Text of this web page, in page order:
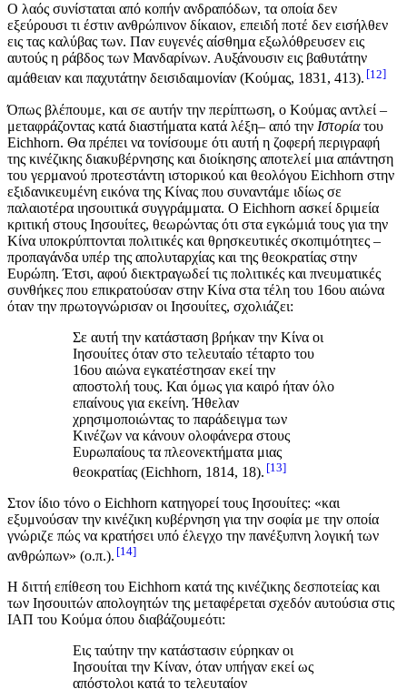
Ο λαός συνίσταται από κοπήν ανδραπόδων, τα οποία δεν
εξεύρουσι τι έστιν ανθρώπινον δίκαιον, επειδή ποτέ δεν εισήλθεν
εις τας καλύβας των. Παν ευγενές αίσθημα εξωλόθρευσεν εις
αυτούς η ράβδος των Μανδαρίνων. Αυξάνουσιν εις βαθυτάτην
αμάθειαν και παχυτάτην δεισιδαιμονίαν (Κούμας, 1831, 413). 12
Όπως βλέπουμε, και σε αυτήν την περίπτωση, ο Κούμας αντλεί –
μεταφράζοντας κατά διαστήματα κατά λέξη– από την Ιστορίατου
Eichhorn. Θα πρέπει να τονίσουμε ότι αυτή η ζοφερή περιγραφή
της κινέζικης διακυβέρνησης και διοίκησης αποτελεί μια απάντηση
του γερμανού προτεστάντη ιστορικού και θεολόγου Eichhorn στην
εξιδανικευμένη εικόνα της Κίνας που συναντάμε ιδίως σε
παλαιοτέρα ιησουιτικά συγγράμματα. Ο Eichhorn ασκεί δριμεία
κριτική στους Ιησουίτες, θεωρώντας ότι στα εγκώμιά τους για την
Κίνα υποκρύπτονται πολιτικές και θρησκευτικές σκοπιμότητες –
προπαγάνδα υπέρ της απολυταρχίας και της θεοκρατίας στην
Ευρώπη. Έτσι, αφού διεκτραγωδεί τις πολιτικές και πνευματικές
συνθήκες που επικρατούσαν στην Κίνα στα τέλη του 16ου αιώνα
όταν την πρωτογνώρισαν οι Ιησουίτες, σχολιάζει:
Σε αυτή την κατάσταση βρήκαν την Κίνα οι
Ιησουίτες όταν στο τελευταίο τέταρτο του
16ου αιώνα εγκατέστησαν εκεί την
αποστολή τους. Και όμως για καιρό ήταν όλο
επαίνους για εκείνη. Ήθελαν
χρησιμοποιώντας το παράδειγμα των
Κινέζων να κάνουν ολοφάνερα στους
Ευρωπαίους τα πλεονεκτήματα μιας
θεοκρατίας (Eichhorn, 1814, 18). 13
Στον ίδιο τόνο ο Eichhorn κατηγορεί τους Ιησουίτες: «και
εξυμνούσαν την κινέζικη κυβέρνηση για την σοφία με την οποία
γνώριζε πώς να κρατήσει υπό έλεγχο την πανέξυπνη λογική των
ανθρώπων» (ο.π.). 14
Η διττή επίθεση του Eichhorn κατά της κινέζικης δεσποτείας και
των Ιησουιτών απολογητών της μεταφέρεται σχεδόν αυτούσια στις
ΙΑΠ του Κούμα όπου διαβάζουμεότι:
Εις ταύτην την κατάστασιν εύρηκαν οι
Ιησουίται την Κίναν, όταν υπήγαν εκεί ως
απόστολοι κατά το τελευταίον